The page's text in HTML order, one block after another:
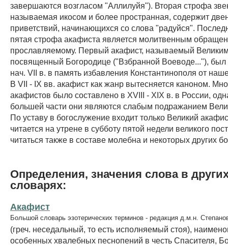
завершаются возгласом "Аллилуйя"). Вторая строфа
называемая икосом и более пространная, содержит
приветствий, начинающихся со слова "радуйся".
пятая строфа акафиста является молитвенным
прославляемому. Первый акафист, называемый
посвященный Богородице ("Взбранной Воеводе..."), был
нач. VII в. в память избавления Константинополя от
В VII - IХ вв. акафист как жанр вытесняется каноном.
акафистов было составлено в XVIII - XIX в. в России,
большей части они являются слабым подражанием
По уставу в богослужение входит только Великий
читается на утрене в субботу пятой недели великого
читаться также в составе молебна и некоторых других
Определения, значения слова в
словарях:
Акафист
Большой словарь эзотерических терминов - редакция д.м.н.
(греч. неседальный, то есть исполняемый стоя),
особенных хвалебных песнопений в честь Спасителя,